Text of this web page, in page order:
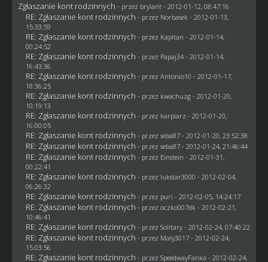
Zgłaszanie kont rodzinnych - przez brylant- 2012-01-12, 08:47:16
RE: Zgłaszanie kont rodzinnych - przez Norbasek- 2012-01-13,
15:33:59
RE: Zgłaszanie kont rodzinnych - przez Kapitan - 2012-01-14,
00:24:52
RE: Zgłaszanie kont rodzinnych - przez Papaj34- 2012-01-14,
16:43:36
RE: Zgłaszanie kont rodzinnych - przez Antonio10 - 2012-01-17,
18:36:25
RE: Zgłaszanie kont rodzinnych - przez kwachuzg- 2012-01-20,
10:19:13
RE: Zgłaszanie kont rodzinnych - przez karpiarz - 2012-01-20,
16:00:05
RE: Zgłaszanie kont rodzinnych - przez seba87- 2012-01-20, 23:52:38
RE: Zgłaszanie kont rodzinnych - przez seba87- 2012-01-24, 21:46:44
RE: Zgłaszanie kont rodzinnych - przez Einstein - 2012-01-31,
00:22:41
RE: Zgłaszanie kont rodzinnych - przez lukstar3000 - 2012-02-04,
06:26:32
RE: Zgłaszanie kont rodzinnych - przez puri - 2012-02-05, 14:24:17
RE: Zgłaszanie kont rodzinnych - przez oczko007dk - 2012-02-21,
10:46:41
RE: Zgłaszanie kont rodzinnych - przez Solitary- 2012-02-24, 07:40:22
RE: Zgłaszanie kont rodzinnych - przez Maly3017- 2012-02-24,
15:03:56
RE: Zgłaszanie kont rodzinnych - przez SpeedwayFanka - 2012-02-24,